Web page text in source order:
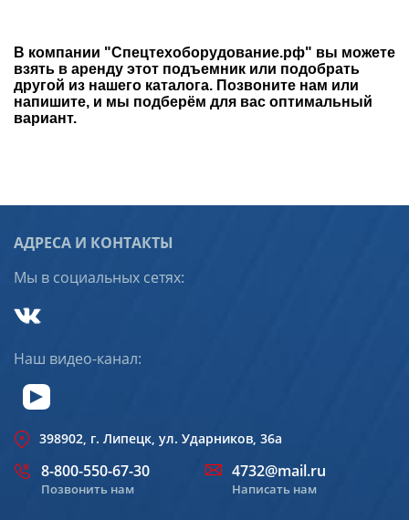
В компании "Спецтехоборудование.рф" вы можете
взять в аренду этот подъемник или подобрать
другой из нашего каталога. Позвоните нам или
напишите, и мы подберём для вас оптимальный
вариант.
АДРЕСА И КОНТАКТЫ
Мы в социальных сетях:
Наш видео-канал:
398902, г. Липецк, ул. Ударников, 36а
8-800-550-67-30
Позвонить нам
4732@mail.ru
Написать нам